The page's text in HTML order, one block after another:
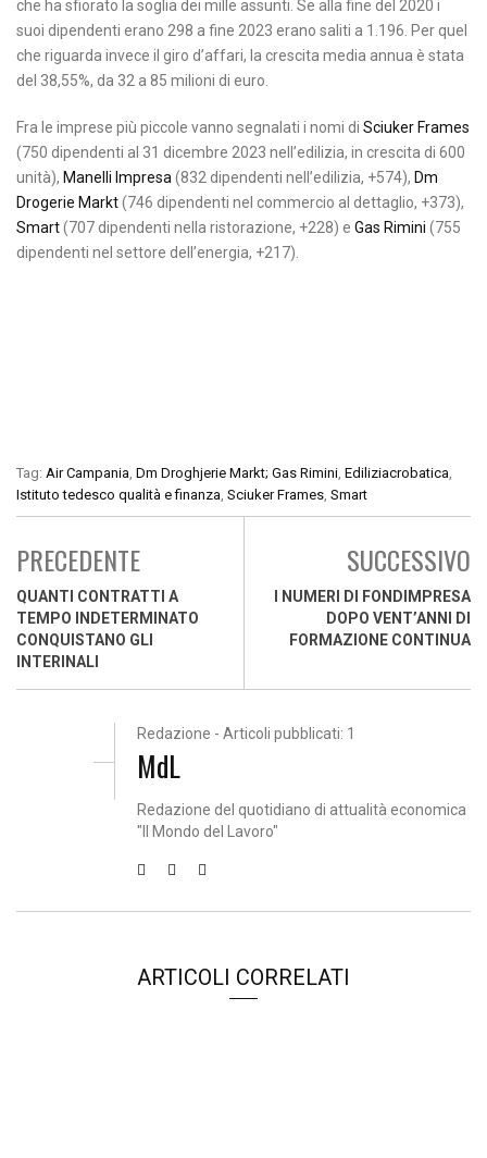
che ha sfiorato la soglia dei mille assunti. Se alla fine del 2020 i
suoi dipendenti erano 298 a fine 2023 erano saliti a 1.196. Per quel
che riguarda invece il giro d’affari, la crescita media annua è stata
del 38,55%, da 32 a 85 milioni di euro.
Fra le imprese più piccole vanno segnalati i nomi di Sciuker Frames
(750 dipendenti al 31 dicembre 2023 nell’edilizia, in crescita di 600
unità), Manelli Impresa(832 dipendenti nell’edilizia, +574), Dm
Drogerie Markt(746 dipendenti nel commercio al dettaglio, +373),
Smart(707 dipendenti nella ristorazione, +228) e Gas Rimini (755
dipendenti nel settore dell’energia, +217).
Tag: Air Campania, Dm Droghjerie Markt; Gas Rimini, Ediliziacrobatica,
Istituto tedesco qualità e finanza, Sciuker Frames, Smart
PRECEDENTE
QUANTI CONTRATTI A
TEMPO INDETERMINATO
CONQUISTANO GLI
INTERINALI
SUCCESSIVO
I NUMERI DI FONDIMPRESA
DOPO VENT’ANNI DI
FORMAZIONE CONTINUA
Redazione - Articoli pubblicati: 1
MdL
Redazione del quotidiano di attualità economica
"Il Mondo del Lavoro"
ARTICOLI CORRELATI